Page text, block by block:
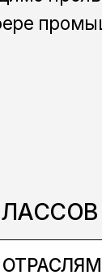
В
И